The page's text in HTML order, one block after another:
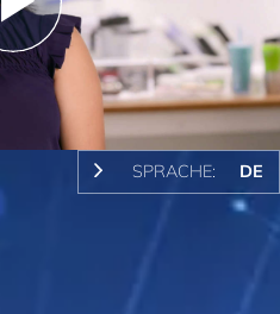
Play
Video
SPRACHE: DE